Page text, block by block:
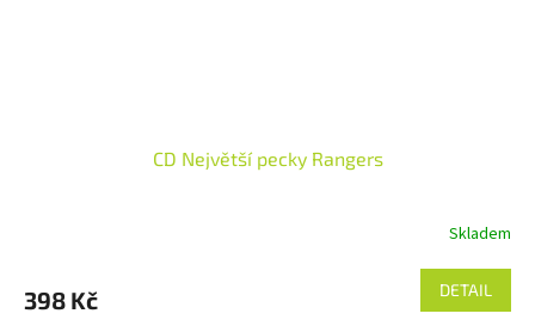
CD Největší pecky Rangers
Skladem
398 Kč DETAIL